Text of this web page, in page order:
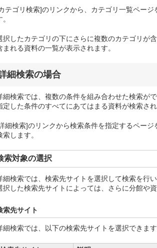
テゴリ検索]のリンクから、カテゴリ一覧ペー
択したカテゴリの下にさらに複数のカテゴリが
まれる資料の一覧が表示されます。
細検索の場合
細検索では、複数の条件を組み合わせた検索がで
定した条件のすべてにあてはまる資料が検索され
細検索]のリンクから検索条件を指定するペー
索します。
索対象の選択
細検索では、検索先サイトを選択して検索を行い
択した検索先サイトによっては、さらに分館や
索先サイト
細検索では、以下の検索先サイトを選択できます